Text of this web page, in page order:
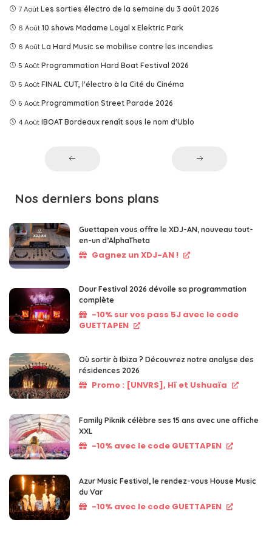
7 Août Les sorties électro de la semaine du 3 août 2026
6 Août 10 shows Madame Loyal x Elektric Park
6 Août La Hard Music se mobilise contre les incendies
5 Août Programmation Hard Boat Festival 2026
5 Août FINAL CUT, l'électro à la Cité du Cinéma
5 Août Programmation Street Parade 2026
4 Août IBOAT Bordeaux renaît sous le nom d'Ublo
Nos derniers bons plans
Guettapen vous offre le XDJ-AN, nouveau tout-
en-un d’AlphaTheta
Gagnez un XDJ-AN !
Dour Festival 2026 dévoile sa programmation
complète
-10% sur vos pass 5J avec le code
GUETTAPEN
Où sortir à Ibiza ? Découvrez notre analyse des
résidences 2026
Promo : [UNVRS], Hï et Ushuaïa
Family Piknik célèbre ses 15 ans avec une affiche
XXL
-10% avec le code GUETTAPEN
Azur Music Festival, le rendez-vous House Music
du Var
-10% avec le code GUETTAPEN